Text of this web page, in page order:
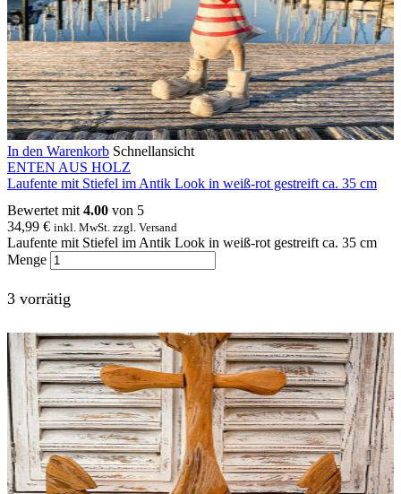
In den Warenkorb Schnellansicht
ENTEN AUS HOLZ
Laufente mit Stiefel im Antik Look in weiß-rot gestreift ca. 35 cm
Bewertet mit 4.00 von 5
34,99 € inkl. MwSt. zzgl. Versand
Laufente mit Stiefel im Antik Look in weiß-rot gestreift ca. 35 cm
Menge
3 vorrätig